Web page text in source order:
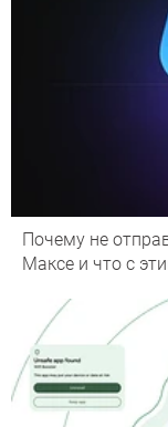
Почему не
Максе и что с